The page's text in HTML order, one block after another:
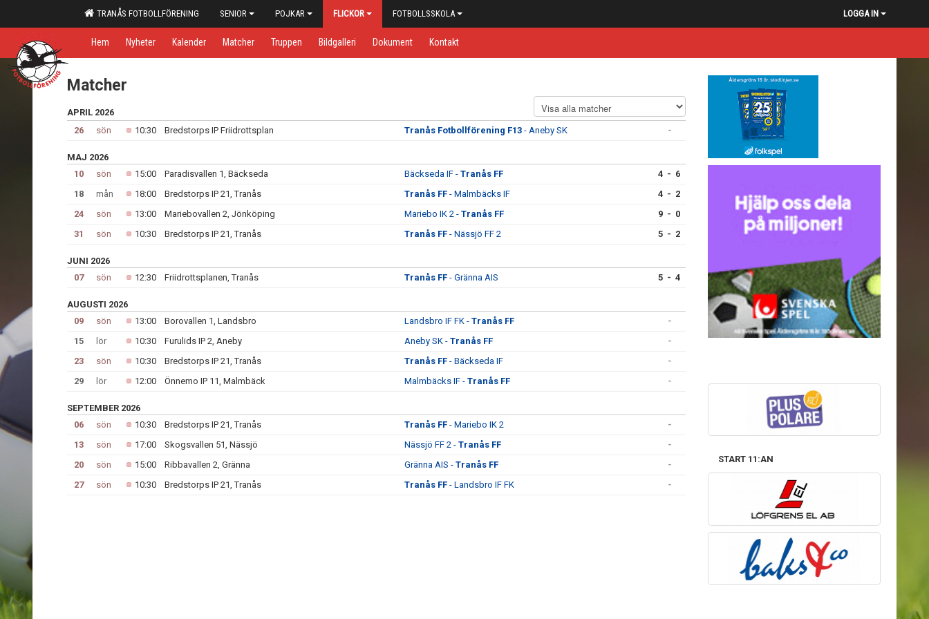
TRANÅS FOTBOLLFÖRENING SENIOR POJKAR FLICKOR FOTBOLLSSKOLA LOGGA IN
Hem Nyheter Kalender Matcher Truppen Bildgalleri Dokument Kontakt
Matcher
APRIL 2026
26
sön 10:30 Bredstorps IP Friidrottsplan Tranås Fotbollförening F13 - Aneby SK -
MAJ 2026
10
sön 15:00 Paradisvallen 1, Bäckseda Bäckseda IF - Tranås FF
4 - 6
18
mån 18:00 Bredstorps IP 21, Tranås Tranås FF - Malmbäcks IF
4 - 2
24
sön 13:00 Mariebovallen 2, Jönköping Mariebo IK 2 - Tranås FF
9 - 0
31
sön 10:30 Bredstorps IP 21, Tranås Tranås FF - Nässjö FF 2 5 - 2
JUNI 2026
07
sön 12:30 Friidrottsplanen, Tranås Tranås FF - Gränna AIS 5 - 4
AUGUSTI 2026
09
sön 13:00 Borovallen 1, Landsbro Landsbro IF FK - Tranås FF
-
15
lör 10:30 Furulids IP 2, Aneby Aneby SK - Tranås FF
-
23
sön 10:30 Bredstorps IP 21, Tranås Tranås FF - Bäckseda IF
-
29
lör 12:00 Önnemo IP 11, Malmbäck Malmbäcks IF - Tranås FF -
SEPTEMBER 2026
06
sön 10:30 Bredstorps IP 21, Tranås Tranås FF - Mariebo IK 2
-
13
sön 17:00 Skogsvallen 51, Nässjö Nässjö FF 2 - Tranås FF
-
20
sön 15:00 Ribbavallen 2, Gränna Gränna AIS - Tranås FF
-
27
sön 10:30 Bredstorps IP 21, Tranås Tranås FF - Landsbro IF FK -
START 11:AN
SAMARBETSPARTNER